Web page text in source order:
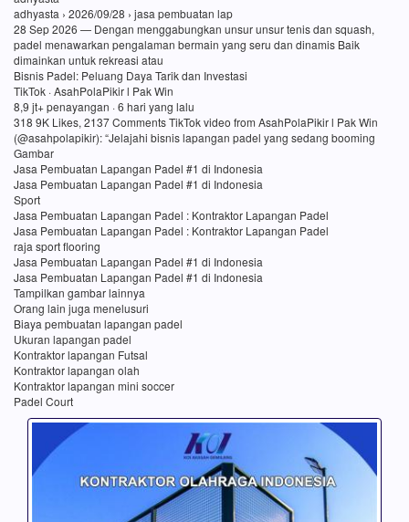
adhyasta › 2026/09/28 › jasa pembuatan lap
28 Sep 2026 — Dengan menggabungkan unsur unsur tenis dan squash,
padel menawarkan pengalaman bermain yang seru dan dinamis Baik
dimainkan untuk rekreasi atau
Bisnis Padel: Peluang Daya Tarik dan Investasi
TikTok · AsahPolaPikir l Pak Win
8,9 jt+ penayangan · 6 hari yang lalu
318 9K Likes, 2137 Comments TikTok video from AsahPolaPikir l Pak Win
(@asahpolapikir): “Jelajahi bisnis lapangan padel yang sedang booming
Gambar
Jasa Pembuatan Lapangan Padel #1 di Indonesia
Jasa Pembuatan Lapangan Padel #1 di Indonesia
Sport
Jasa Pembuatan Lapangan Padel : Kontraktor Lapangan Padel
Jasa Pembuatan Lapangan Padel : Kontraktor Lapangan Padel
raja sport flooring
Jasa Pembuatan Lapangan Padel #1 di Indonesia
Jasa Pembuatan Lapangan Padel #1 di Indonesia
Tampilkan gambar lainnya
Orang lain juga menelusuri
Biaya pembuatan lapangan padel
Ukuran lapangan padel
Kontraktor lapangan Futsal
Kontraktor lapangan olah
Kontraktor lapangan mini soccer
Padel Court